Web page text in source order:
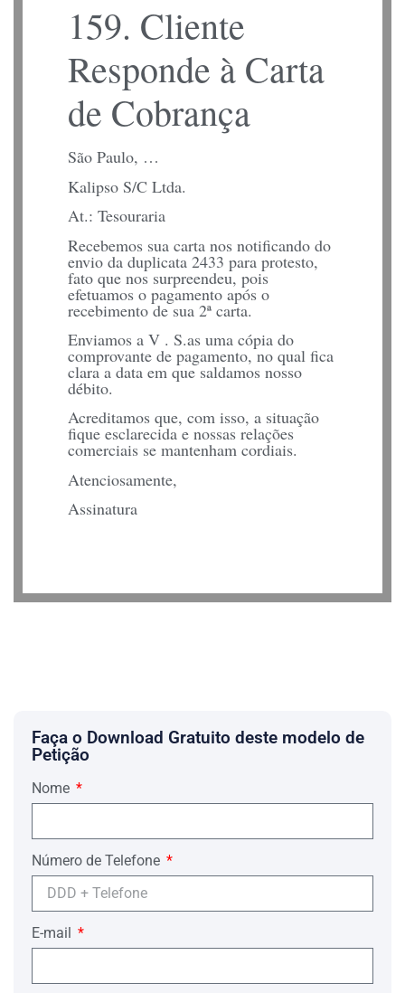
159. Cliente
Responde à Carta
de Cobrança
São Paulo, …
Kalipso S/C Ltda.
At.: Tesouraria
Recebemos sua carta nos notificando do
envio da duplicata 2433 para protesto,
fato que nos surpreendeu, pois
efetuamos o pagamento após o
recebimento de sua 2ª carta.
Enviamos a V . S.as uma cópia do
comprovante de pagamento, no qual fica
clara a data em que saldamos nosso
débito.
Acreditamos que, com isso, a situação
fique esclarecida e nossas relações
comerciais se mantenham cordiais.
Atenciosamente,
Assinatura
Faça o Download Gratuito deste modelo de
Petição
Nome
Número de Telefone
E-mail